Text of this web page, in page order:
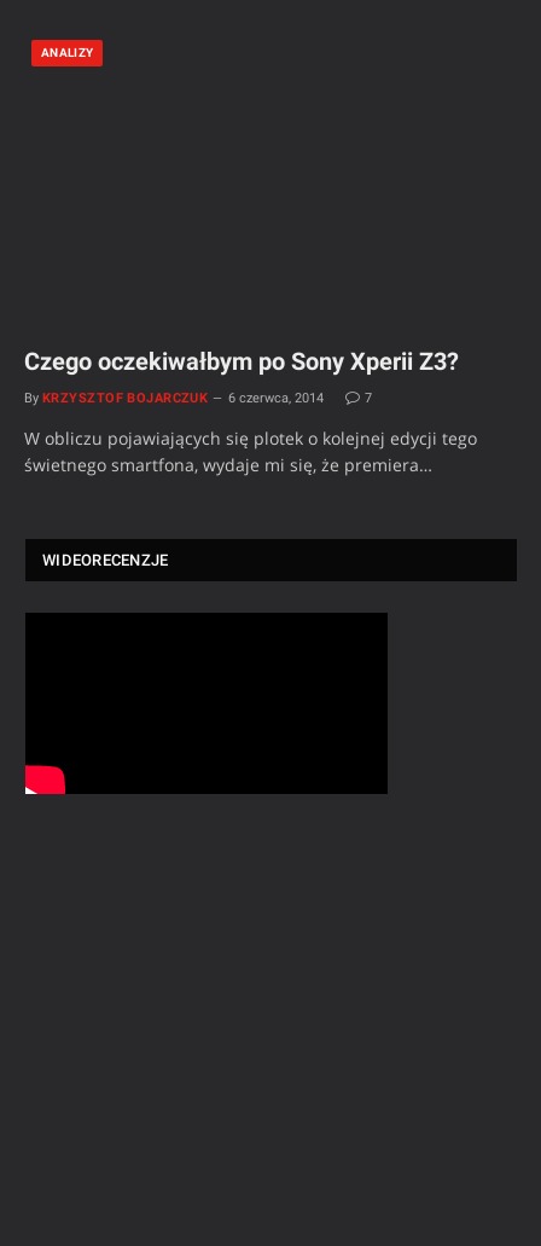
ANALIZY
Czego oczekiwałbym po Sony Xperii Z3?
By KRZYSZTOF BOJARCZUK 6 czerwca, 2014 7
W obliczu pojawiających się plotek o kolejnej edycji tego
świetnego smartfona, wydaje mi się, że premiera…
WIDEORECENZJE